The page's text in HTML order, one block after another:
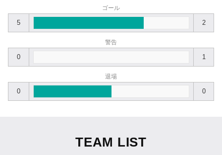
ゴール
5 2
警告
0 1
退場
0 0
TEAM LIST